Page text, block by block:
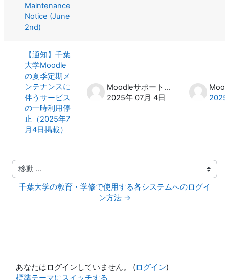
Maintenance
Notice (June
2nd)
【通知】千葉
大学Moodle
の夏季定期メ
ンテナンスに
伴うサービス
の一時利用停
止（2025年7
月4日掲載）
Moodleサポート スタッフ
2025年 07月 4日
2025
移動 ...
千葉大学の教育・学修で使用する各システムへのログイ
ン方法 →
あなたはログインしていません。 (ログイン)
標準テーマにスイッチする